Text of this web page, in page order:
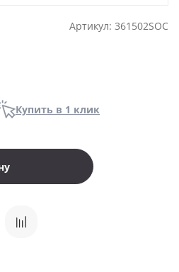
Артикул: 361502SOC
Купить в 1 клик